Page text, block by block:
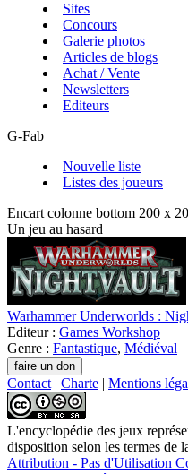
Sites
Concours
Galerie photos
Articles de blogs
Achat / Vente
Newsletters
Editeurs
G-Fab
Nouvelle liste
Listes des joueurs
Encart colonne bottom 200 x
Un jeu au hasard
Warhammer Underworlds :
Editeur : Games Workshop
Genre : Fantastique, Médiéval
Contact | Charte | Mentions
L'encyclopédie des jeux
disposition selon les termes de
Attribution - Pas d'Utilisation